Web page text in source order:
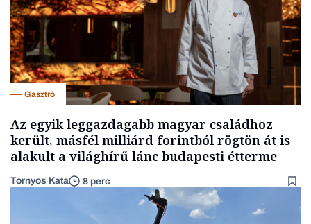
Gasztró
Az egyik leggazdagabb magyar családhoz
került, másfél milliárd forintból rögtön át is
alakult a világhírű lánc budapesti étterme
Tornyos Kata 8 perc